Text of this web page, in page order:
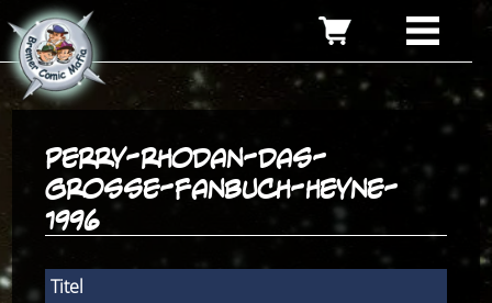
perry-rhodan-das-
grosse-fanbuch-heyne-
1996
Titel